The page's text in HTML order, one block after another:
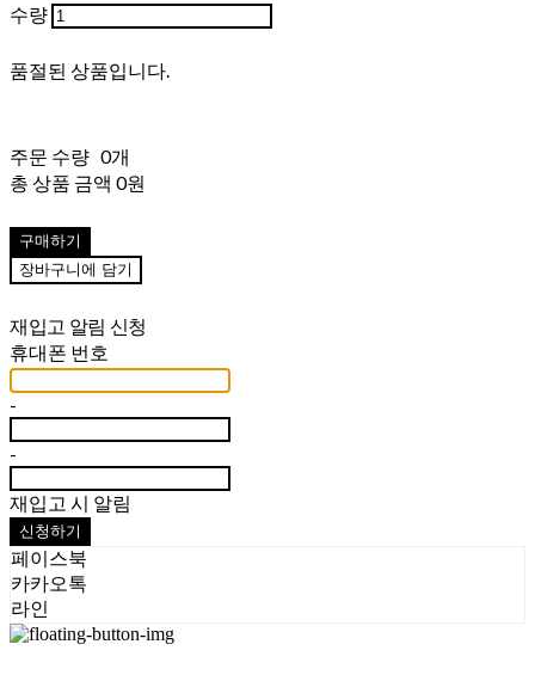
수량
품절된 상품입니다.
주문 수량 0개
총 상품 금액 0원
구매하기
장바구니에 담기
재입고 알림 신청
휴대폰 번호
-
-
재입고 시 알림
신청하기
페이스북
카카오톡
라인